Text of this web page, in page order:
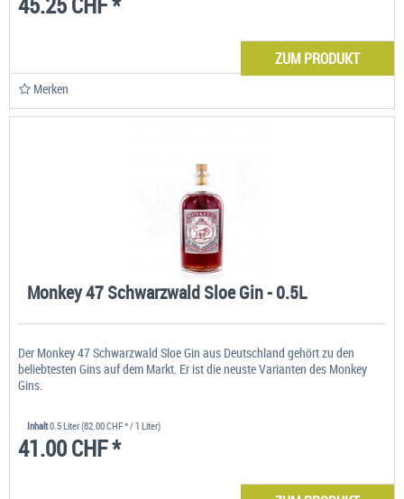
ZUM PRODUKT
Merken
Monkey 47 Schwarzwald Sloe Gin - 0.5L
Der Monkey 47 Schwarzwald Sloe Gin aus Deutschland gehört zu den
beliebtesten Gins auf dem Markt. Er ist die neuste Varianten des Monkey
Gins.
Inhalt0.5 Liter(82.00 CHF * / 1 Liter)
41.00 CHF *